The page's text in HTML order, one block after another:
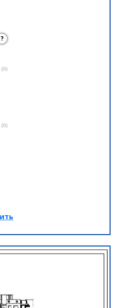
?
(0)
(0)